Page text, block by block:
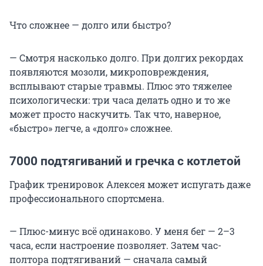
Что сложнее — долго или быстро?
— Смотря насколько долго. При долгих рекордах
появляются мозоли, микроповреждения,
всплывают старые травмы. Плюс это тяжелее
психологически: три часа делать одно и то же
может просто наскучить. Так что, наверное,
«быстро» легче, а «долго» сложнее.
7000 подтягиваний и гречка с котлетой
График тренировок Алексея может испугать даже
профессионального спортсмена.
— Плюс-минус всё одинаково. У меня бег — 2–3
часа, если настроение позволяет. Затем час-
полтора подтягиваний — сначала самый